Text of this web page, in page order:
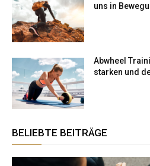
uns in
Abwheel
starken und
BELIEBTE BEITRÄGE